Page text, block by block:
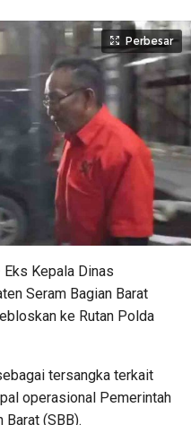
Perbesar
Eks Kepala Dinas
Seram Bagian Barat
ke Rutan Polda
tersangka terkait
operasional Pemerintah
Barat (SBB).